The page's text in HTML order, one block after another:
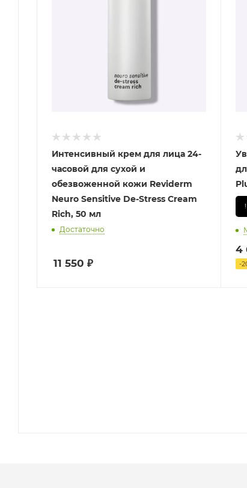
Интенсивный крем для лица 24-
часовой для сухой и
обезвоженной кожи Reviderm
Neuro Sensitive De-Stress Cream
Rich, 50 мл
Достаточно
11 550 ₽
4
-